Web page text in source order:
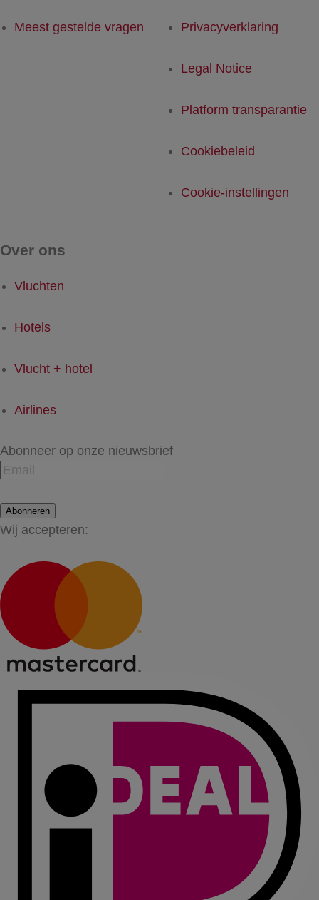
Meest gestelde vragen Privacyverklaring
Legal Notice
Platform transparantie
Cookiebeleid
Cookie-instellingen
Over ons
Vluchten
Hotels
Vlucht + hotel
Airlines
Abonneer op onze nieuwsbrief
Abonneren
Wij accepteren: